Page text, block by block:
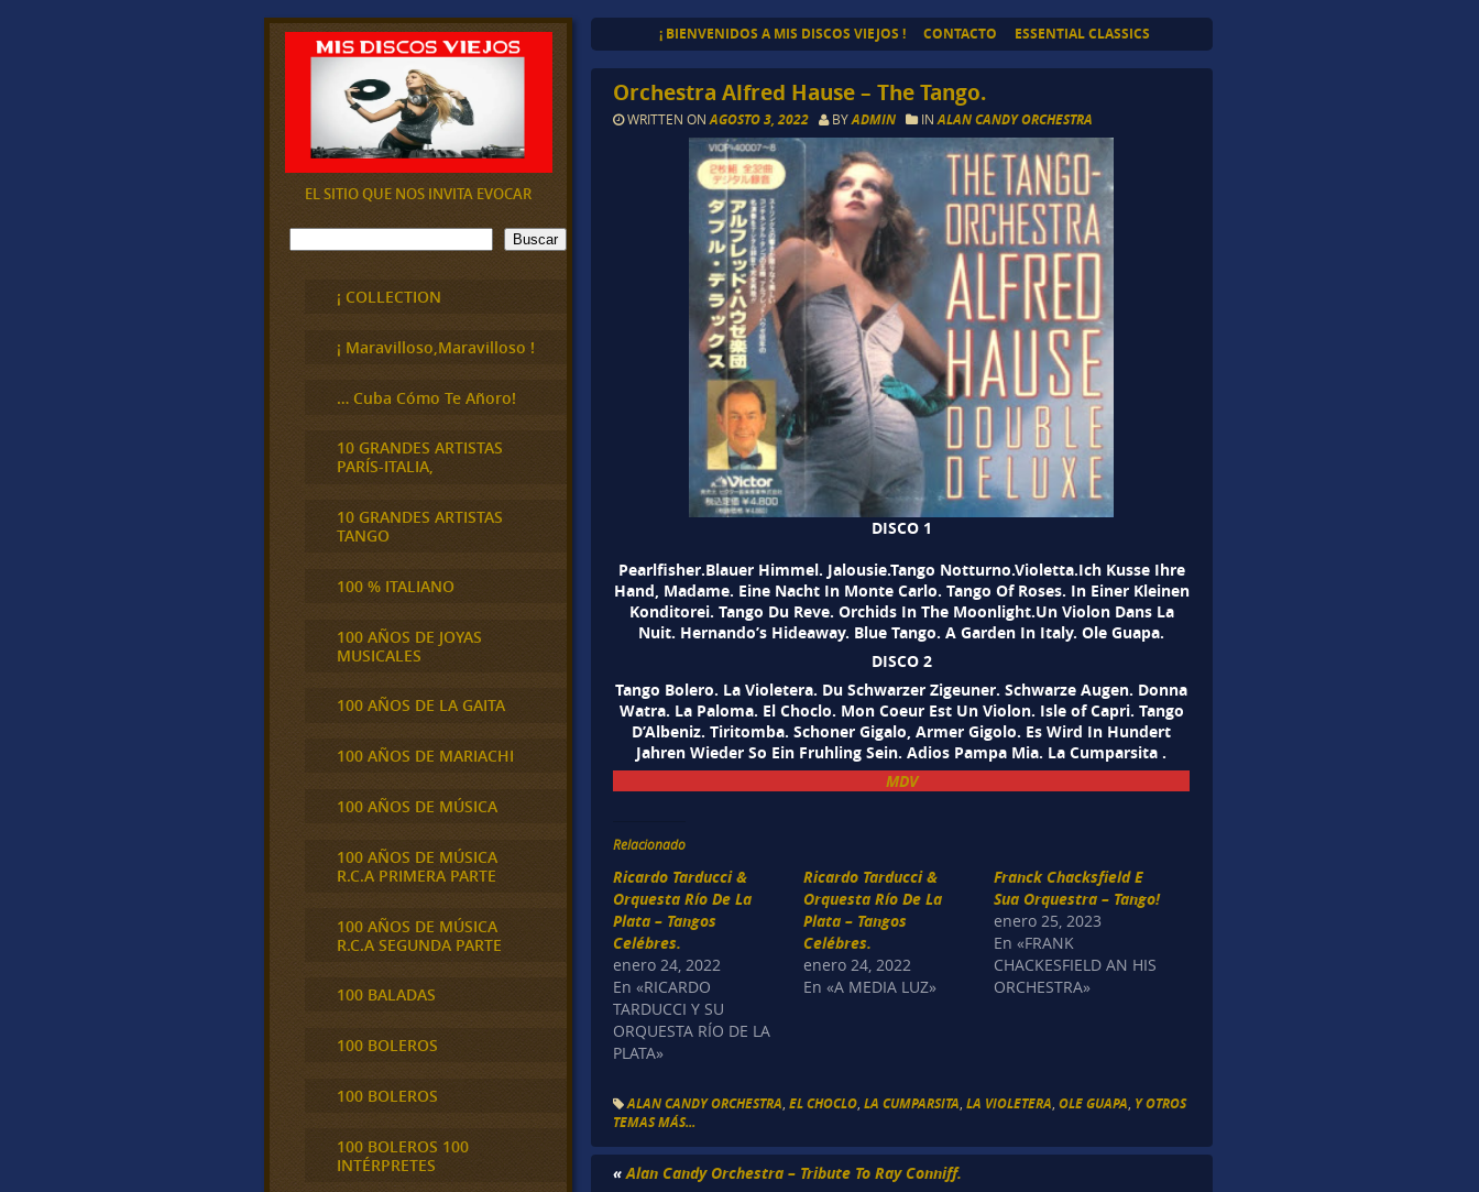
¡ BIENVENIDOS A MIS DISCOS VIEJOS ! CONTACTO ESSENTIAL CLASSICS
Orchestra Alfred Hause – The Tango.
WRITTEN ONAGOSTO 3, 2022 BYADMIN INALAN CANDY ORCHESTRA
DISCO 1
Pearlfisher.Blauer Himmel. Jalousie.Tango Notturno.Violetta.Ich Kusse Ihre
Hand, Madame. Eine Nacht In Monte Carlo. Tango Of Roses. In Einer Kleinen
Konditorei. Tango Du Reve. Orchids In The Moonlight.Un Violon Dans La
Nuit. Hernando’s Hideaway. Blue Tango. A Garden In Italy. Ole Guapa.
DISCO 2
Tango Bolero. La Violetera. Du Schwarzer Zigeuner. Schwarze Augen. Donna
Watra. La Paloma. El Choclo. Mon Coeur Est Un Violon. Isle of Capri. Tango
D’Albeniz. Tiritomba. Schoner Gigalo, Armer Gigolo. Es Wird In Hundert
Jahren Wieder So Ein Fruhling Sein. Adios Pampa Mia. La Cumparsita .
MDV
Relacionado
Ricardo Tarducci &
Orquesta Río De La
Plata – Tangos
Celébres.
enero 24, 2022
En «RICARDO
TARDUCCI Y SU
ORQUESTA RÍO DE LA
PLATA»
Ricardo Tarducci &
Orquesta Río De La
Plata – Tangos
Celébres.
enero 24, 2022
En «A MEDIA LUZ»
Franck Chacksfield E
Sua Orquestra – Tango!
enero 25, 2023
En «FRANK
CHACKESFIELD AN HIS
ORCHESTRA»
ALAN CANDY ORCHESTRA,EL CHOCLO,LA CUMPARSITA,LA VIOLETERA,OLE GUAPA, Y OTROS
TEMAS MÁS...
«Alan Candy Orchestra – Tribute To Ray Conniff.
EL SITIO QUE NOS INVITA EVOCAR
B
u
Buscar
¡ COLLECTION
¡ Maravilloso,Maravilloso !
… Cuba Cómo Te Añoro!
10 GRANDES ARTISTAS
PARÍS-ITALIA,
10 GRANDES ARTISTAS
TANGO
100 % ITALIANO
100 AÑOS DE JOYAS
MUSICALES
100 AÑOS DE LA GAITA
100 AÑOS DE MARIACHI
100 AÑOS DE MÚSICA
100 AÑOS DE MÚSICA
R.C.A PRIMERA PARTE
100 AÑOS DE MÚSICA
R.C.A SEGUNDA PARTE
100 BALADAS
100 BOLEROS
100 BOLEROS
100 BOLEROS 100
INTÉRPRETES